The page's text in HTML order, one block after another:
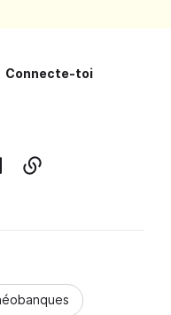
Connecte-toi